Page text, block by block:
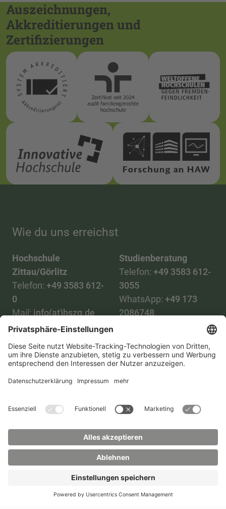
Auszeichnungen,
Akkreditierungen und
Zertifizierungen
Wie du uns erreichst
Hochschule
Zittau/Görlitz
Telefon: +49 3583 612-
0
Mail: info(at)hszg.de
Studienberatung
Telefon: +49 3583 612-
3055
WhatsApp: +49 173
2086748
Alle StudiengängeDatenschutz
ImpressumBarrierefreiheitPresse